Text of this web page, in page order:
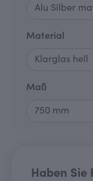
Material
Maßauswählen
Haben Sie